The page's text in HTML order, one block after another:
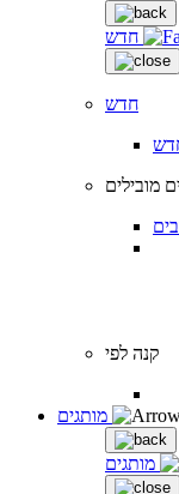
חדש
חדש
מובילים
קנה לפי
מותגים